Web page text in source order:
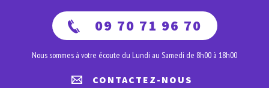
09 70 71 96 70
Nous sommes à votre écoute du Lundi au Samedi de 8h00 à 18h00
CONTACTEZ-NOUS